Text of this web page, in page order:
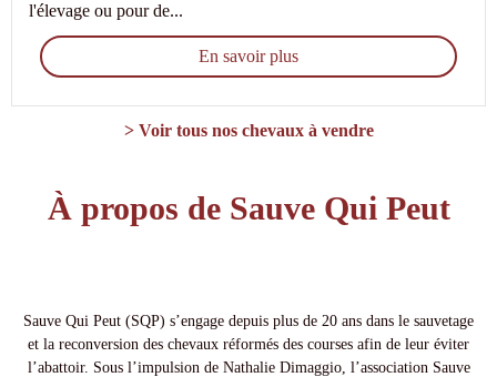
l'élevage ou pour de...
En savoir plus
> Voir tous nos chevaux à vendre
À propos de Sauve Qui Peut
Sauve Qui Peut (SQP) s’engage depuis plus de 20 ans dans le sauvetage
et la reconversion des chevaux réformés des courses afin de leur éviter
l’abattoir. Sous l’impulsion de Nathalie Dimaggio, l’association Sauve